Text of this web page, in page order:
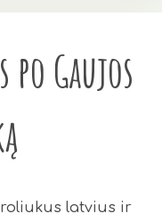
Gaujos
latvius ir